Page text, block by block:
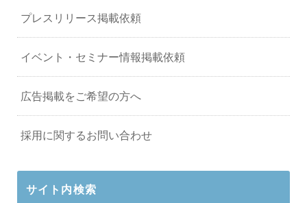
プレスリリース掲載依頼
イベント・セミナー情報掲載依頼
広告掲載をご希望の方へ
採用に関するお問い合わせ
サイト内検索